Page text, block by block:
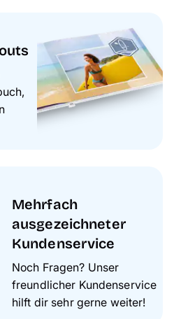
Mehrfach
ausgezeichneter
Kundenservice
Noch Fragen? Unser
freundlicher Kundenservice
hilft dir sehr gerne weiter!